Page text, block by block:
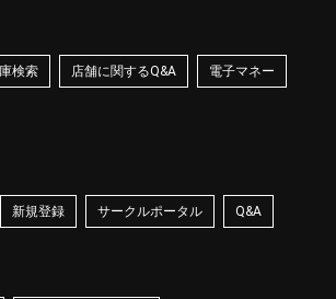
検索 店舗に関するQ&A 電子マネー
新規登録 サークルポータル Q&A